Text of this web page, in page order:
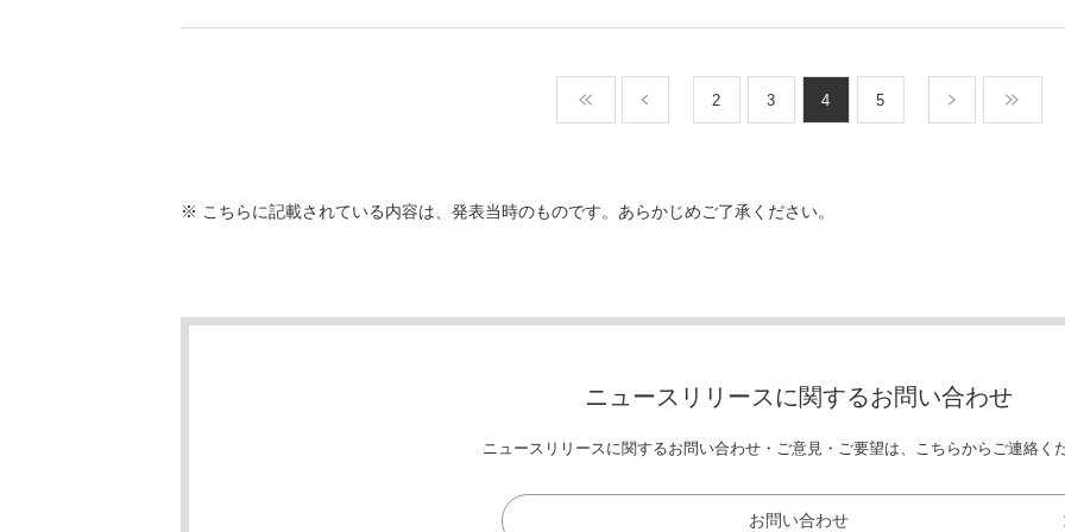
2 3 4 5
※ こちらに記載されている内容は、発表当時のものです。あらかじめご了承ください。
ニュースリリースに関するお問い合わせ
ニュースリリースに関するお問い合わせ・ご意見・ご要望は、 こちらからご連絡く
お問い合わせ